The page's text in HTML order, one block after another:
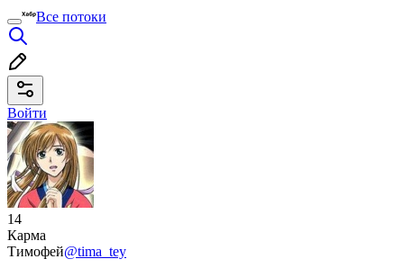
Все потоки
Войти
14
Карма
Тимофей@tima_tey